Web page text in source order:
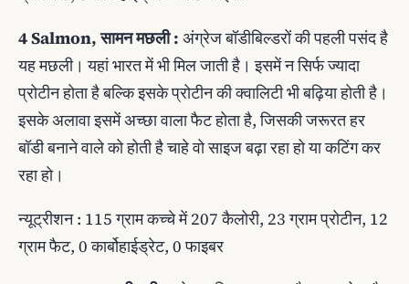
4 Salmon, सामन मछली : अंग्रेज बॉडीबिल्‍डरों की पहली पसंद है
यह मछली। यहां भारत में भी मिल जाती है। इसमें न सिर्फ ज्‍यादा
प्रोटीन होता है बल्‍कि इसके प्रोटीन की क्‍वालिटी भी बढ़िया होती है।
इसके अलावा इसमें अच्‍छा वाला फैट होता है, जिसकी जरूरत हर
बॉडी बनाने वाले को होती है चाहे वो साइज बढ़ा रहा हो या कटिंग कर
रहा हो।
न्‍यूट्रीशन : 115 ग्राम कच्‍चे में 207 कैलोरी, 23 ग्राम प्रोटीन, 12
ग्राम फैट, 0 कार्बोहाईड्रेट, 0 फाइबर